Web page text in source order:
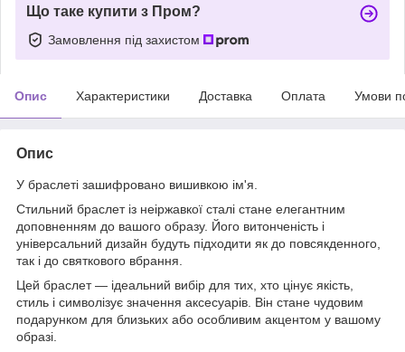
Що таке купити з Пром?
Замовлення під захистом
Опис Характеристики Доставка Оплата Умови
Опис
У браслеті зашифровано вишивкою ім'я.
Стильний браслет із неіржавкої сталі стане елегантним
доповненням до вашого образу. Його витонченість і
універсальний дизайн будуть підходити як до повсякденного,
так і до святкового вбрання.
Цей браслет — ідеальний вибір для тих, хто цінує якість,
стиль і символізує значення аксесуарів. Він стане чудовим
подарунком для близьких або особливим акцентом у вашому
образі.